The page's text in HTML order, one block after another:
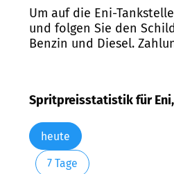
Um auf die Eni-
und folgen Sie den
Benzin und Diesel.
Spritpreisstatistik für Eni,
heute
7 Tage